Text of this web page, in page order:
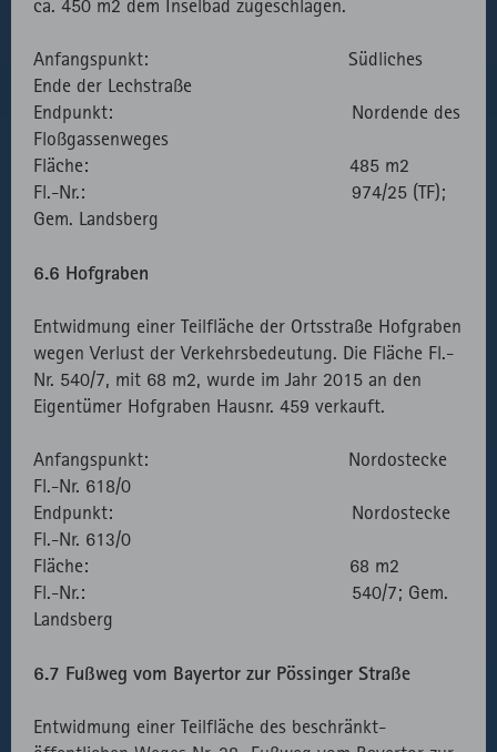
ca. 450 m2 dem Inselbad zugeschlagen.
Anfangspunkt: Südliches
Ende der Lechstraße
Endpunkt: Nordende des
Floßgassenweges
Fläche: 485 m2
Fl.-Nr.: 974/25 (TF);
Gem. Landsberg
6.6 Hofgraben
Entwidmung einer Teilfläche der Ortsstraße Hofgraben
wegen Verlust der Verkehrsbedeutung. Die Fläche Fl.-
Nr. 540/7, mit 68 m2, wurde im Jahr 2015 an den
Eigentümer Hofgraben Hausnr. 459 verkauft.
Anfangspunkt: Nordostecke
Fl.-Nr. 618/0
Endpunkt: Nordostecke
Fl.-Nr. 613/0
Fläche: 68 m2
Fl.-Nr.: 540/7; Gem.
Landsberg
6.7 Fußweg vom Bayertor zur Pössinger Straße
Entwidmung einer Teilfläche des beschränkt-